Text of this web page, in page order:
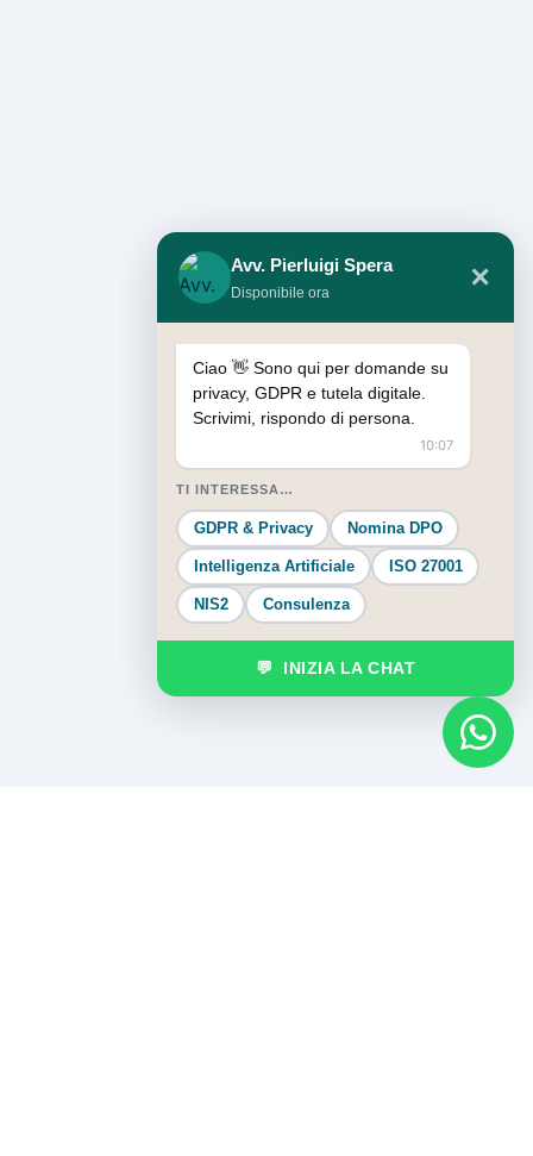
Avv. Pierluigi Spera
Disponibile ora ✕
Ciao 👋 Sono qui per domande su
privacy, GDPR e tutela digitale.
Scrivimi, rispondo di persona.
10:07
TI INTERESSA…
GDPR & Privacy Nomina DPO
Intelligenza Artificiale ISO 27001
NIS2 Consulenza
💬 INIZIA LA CHAT